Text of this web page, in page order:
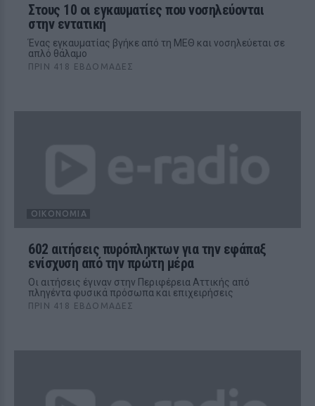
Στους 10 οι εγκαυματίες που νοσηλεύονται
στην εντατική
Ένας εγκαυματίας βγήκε από τη ΜΕΘ και νοσηλεύεται σε
απλό θάλαμο
ΠΡΙΝ 418 ΕΒΔΟΜΆΔΕΣ
ΟΙΚΟΝΟΜΊΑ
602 αιτήσεις πυρόπληκτων για την εφάπαξ
ενίσχυση από την πρώτη μέρα
Οι αιτήσεις έγιναν στην Περιφέρεια Αττικής από
πληγέντα φυσικά πρόσωπα και επιχειρήσεις
ΠΡΙΝ 418 ΕΒΔΟΜΆΔΕΣ